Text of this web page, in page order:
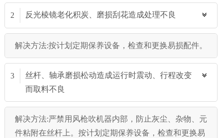
2 反光棱镜老化积炭、磨损刮花造成处理不良
解决方法:按计划定期保养设备，检查和更换易损配件。
3
丝杆、轴承磨损松动造成运行时震动、行程改变
而取料不良
解决方法:严禁用风枪吹机器内部，防止灰尘、杂物、元
件粘附在丝杆上。按计划定期保养设备，检查和更换易